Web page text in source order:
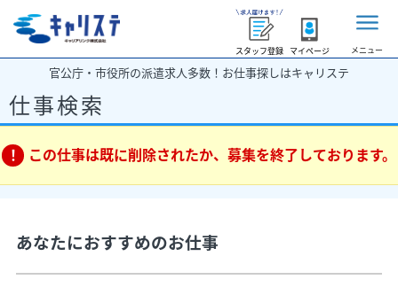
スタッフ登録 マイページ メニュー
官公庁・市役所の派遣求人多数！お仕事探しはキャリステ
仕事検索
この仕事は既に削除されたか、募集を終了しております。
あなたにおすすめのお仕事